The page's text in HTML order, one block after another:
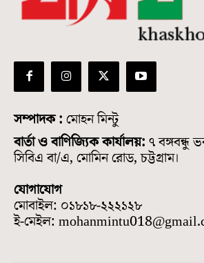
সম্পাদক : মোহন মিন্টু
বার্তা ও বাণিজ্যিক কার্যালয়: ৭ বঙ্গবন্ধু
সিবিএ বা/এ, মোমিন রোড, চট্টগ্রাম।
যোগাযোগ
মোবাইল: ০১৮১৮-২২২১২৮
ই-মেইল: